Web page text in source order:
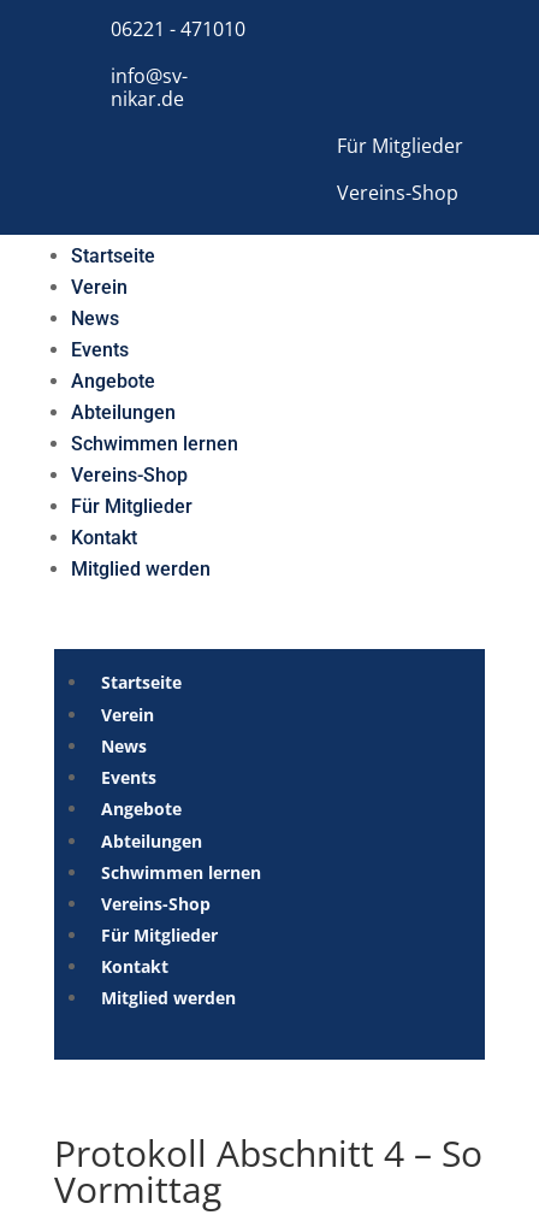
06221 - 471010
info@sv-
nikar.de
Für Mitglieder
Vereins-Shop
Startseite
Verein
News
Events
Angebote
Abteilungen
Schwimmen lernen
Vereins-Shop
Für Mitglieder
Kontakt
Mitglied werden
Startseite
Verein
News
Events
Angebote
Abteilungen
Schwimmen lernen
Vereins-Shop
Für Mitglieder
Kontakt
Mitglied werden
Protokoll Abschnitt 4 – So
Vormittag